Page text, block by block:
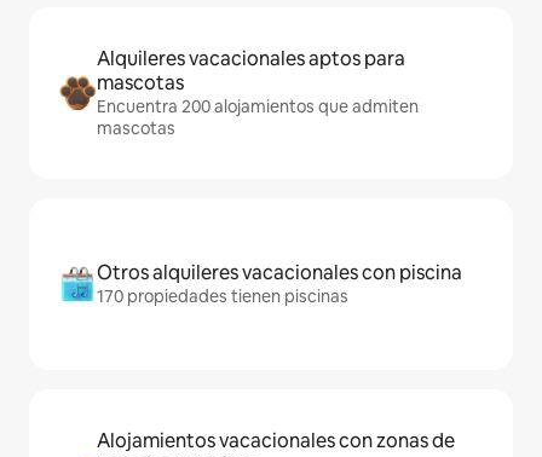
Alquileres vacacionales aptos para
mascotas
Encuentra 200 alojamientos que admiten
mascotas
Otros alquileres vacacionales con piscina
170 propiedades tienen piscinas
Alojamientos vacacionales con zonas de